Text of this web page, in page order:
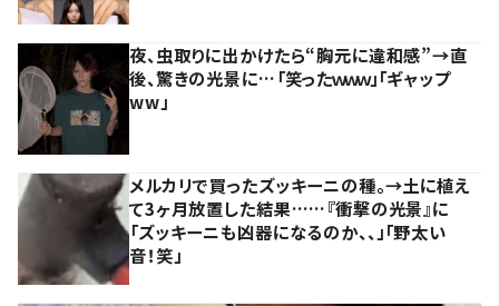
夜、虫取りに出かけたら“胸元に違和感”→直
後、驚きの光景に…「笑ったｗｗｗ」「ギャップ
ww」
メルカリで買ったズッキーニの種。→土に植え
て3ヶ月放置した結果……『衝撃の光景』に
「ズッキーニも凶器になるのか、、」「野太い
音！笑」